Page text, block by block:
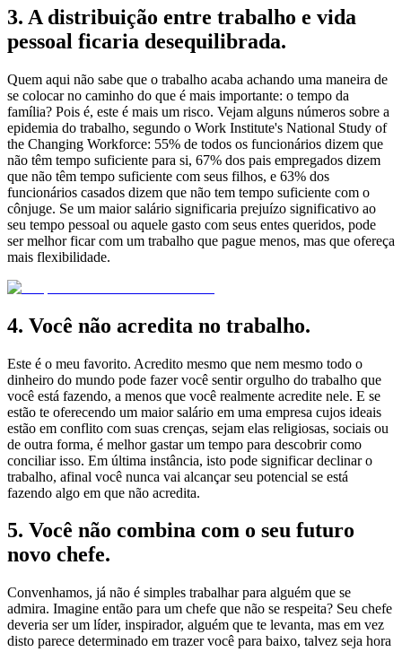
3. A distribuição entre trabalho e vida
pessoal ficaria desequilibrada.
Quem aqui não sabe que o trabalho acaba achando uma maneira de
se colocar no caminho do que é mais importante: o tempo da
família? Pois é, este é mais um risco. Vejam alguns números sobre a
epidemia do trabalho, segundo o Work Institute's National Study of
the Changing Workforce: 55% de todos os funcionários dizem que
não têm tempo suficiente para si, 67% dos pais empregados dizem
que não têm tempo suficiente com seus filhos, e 63% dos
funcionários casados ​​dizem que não tem tempo suficiente com o
cônjuge. Se um maior salário significaria prejuízo significativo ao
seu tempo pessoal ou aquele gasto com seus entes queridos, pode
ser melhor ficar com um trabalho que pague menos, mas que ofereça
mais flexibilidade.
4. Você não acredita no trabalho.
Este é o meu favorito. Acredito mesmo que nem mesmo todo o
dinheiro do mundo pode fazer você sentir orgulho do trabalho que
você está fazendo, a menos que você realmente acredite nele. E se
estão te oferecendo um maior salário em uma empresa cujos ideais
estão em conflito com suas crenças, sejam elas religiosas, sociais ou
de outra forma, é melhor gastar um tempo para descobrir como
conciliar isso. Em última instância, isto pode significar declinar o
trabalho, afinal você nunca vai alcançar seu potencial se está
fazendo algo em que não acredita.
5. Você não combina com o seu futuro
novo chefe.
Convenhamos, já não é simples trabalhar para alguém que se
admira. Imagine então para um chefe que não se respeita? Seu chefe
deveria ser um líder, inspirador, alguém que te levanta, mas em vez
disto parece determinado em trazer você para baixo, talvez seja hora